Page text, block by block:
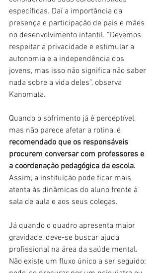
específicas. Daí a importância da
presença e participação de pais e mães
no desenvolvimento infantil. “Devemos
respeitar a privacidade e estimular a
autonomia e a independência dos
jovens, mas isso não significa não saber
nada sobre a vida deles”, observa
Kanomata.
Quando o sofrimento já é perceptível,
mas não parece afetar a rotina, é
recomendado que os responsáveis
procurem conversar com professores e
a coordenação pedagógica da escola.
Assim, a instituição pode ficar mais
atenta às dinâmicas do aluno frente à
sala de aula e aos seus colegas.
Já quando o quadro apresenta maior
gravidade, deve-se buscar ajuda
profissional na área da saúde mental.
Não existe um fluxo único a ser seguido: